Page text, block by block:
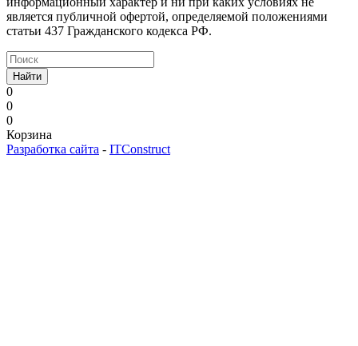
является публичной офертой, определяемой положениями
статьи 437 Гражданского кодекса РФ.
Найти
0
0
0
Корзина
Разработка сайта - ITConstruct